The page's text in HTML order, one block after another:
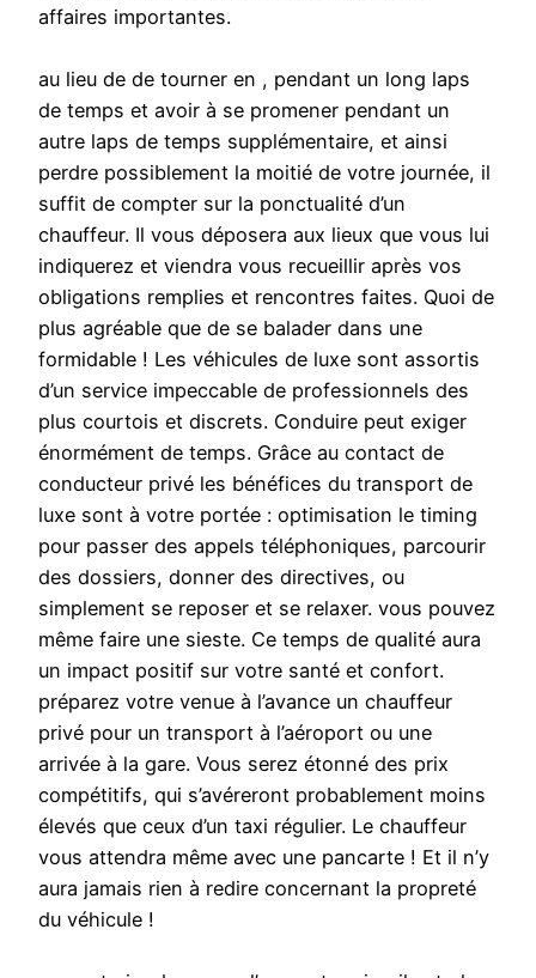
affaires importantes.
au lieu de de tourner en , pendant un long laps
de temps et avoir à se promener pendant un
autre laps de temps supplémentaire, et ainsi
perdre possiblement la moitié de votre journée, il
suffit de compter sur la ponctualité d’un
chauffeur. Il vous déposera aux lieux que vous lui
indiquerez et viendra vous recueillir après vos
obligations remplies et rencontres faites. Quoi de
plus agréable que de se balader dans une
formidable ! Les véhicules de luxe sont assortis
d’un service impeccable de professionnels des
plus courtois et discrets. Conduire peut exiger
énormément de temps. Grâce au contact de
conducteur privé les bénéfices du transport de
luxe sont à votre portée : optimisation le timing
pour passer des appels téléphoniques, parcourir
des dossiers, donner des directives, ou
simplement se reposer et se relaxer. vous pouvez
même faire une sieste. Ce temps de qualité aura
un impact positif sur votre santé et confort.
préparez votre venue à l’avance un chauffeur
privé pour un transport à l’aéroport ou une
arrivée à la gare. Vous serez étonné des prix
compétitifs, qui s’avéreront probablement moins
élevés que ceux d’un taxi régulier. Le chauffeur
vous attendra même avec une pancarte ! Et il n’y
aura jamais rien à redire concernant la propreté
du véhicule !